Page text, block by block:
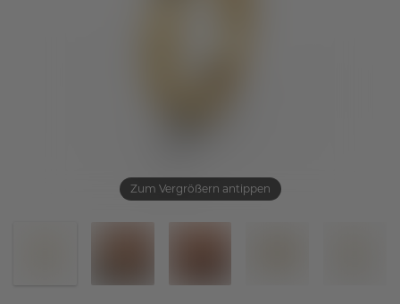
Zum Vergrößern antippen